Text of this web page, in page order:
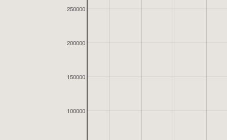
100000
150000
200000
250000